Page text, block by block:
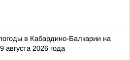
в Кабардино-Балкарии на
августа 2026 года